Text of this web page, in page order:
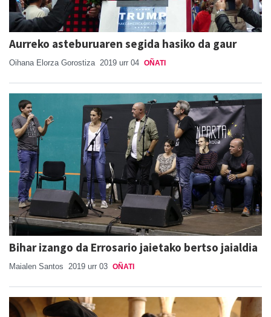
Aurreko asteburuaren segida hasiko da gaur
Oihana Elorza Gorostiza 2019 urr 04 OÑATI
Bihar izango da Errosario jaietako bertso jaialdia
Maialen Santos 2019 urr 03 OÑATI